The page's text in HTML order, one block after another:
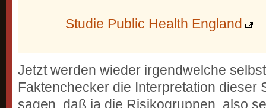
Studie Public Health England
Jetzt werden wieder irgendwelche
Faktenchecker die Interpretation dieser
sagen, daß ja die Risikogruppen, also